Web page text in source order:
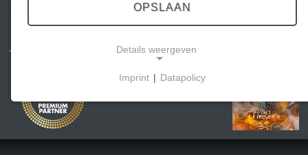
Restaurant Zwei
Jahreszeiten
OPSLAAN
Details weergeven
Deze cookies maken basisfunctionaliteit mogelijk
en zijn noodzakelijk voor het gebruik van de
website.
Imprint | Datapolicy